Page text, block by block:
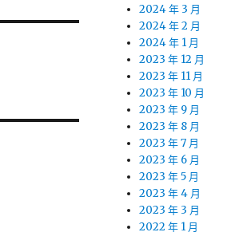
2024 年 3 月
2024 年 2 月
2024 年 1 月
2023 年 12 月
2023 年 11 月
2023 年 10 月
2023 年 9 月
2023 年 8 月
2023 年 7 月
2023 年 6 月
2023 年 5 月
2023 年 4 月
2023 年 3 月
2022 年 1 月